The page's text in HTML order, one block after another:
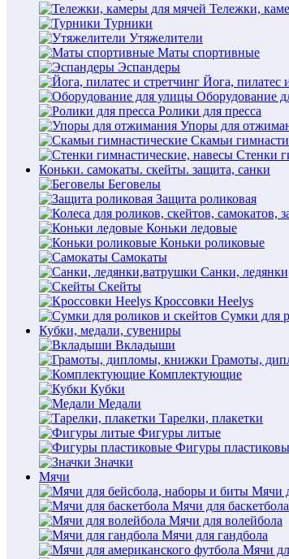
Тележки,
Турники
Утяжелители
Маты спортивные
Эспандеры
Йога, пилатес
Оборудование
Ролики для пресса
Упоры для
Скамьи
Стенки
Коньки. самокаты. скейты. защита, санки
Беговелы
Защита роликовая
Коньки ледовые
Коньки роликовые
Самокаты
Санки,
Скейты
Кроссовки Heelys
Сумки для
Кубки, медали, сувениры
Вкладыши
Грамоты,
Комплектующие
Кубки
Медали
Тарелки, плакетки
Фигуры литые
Фигуры
Значки
Мячи
Мячи
Мячи для баскетбола
Мячи для волейбола
Мячи для гандбола
Мячи